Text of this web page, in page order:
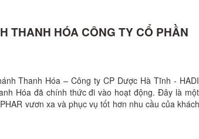
THANH HÓA CÔNG TY CỔ PHẦN
Thanh Hóa – Công ty CP Dược Hà Tĩnh -
Hóa đã chính thức đi vào hoạt động. Đây là
vươn xa và phục vụ tốt hơn nhu cầu của